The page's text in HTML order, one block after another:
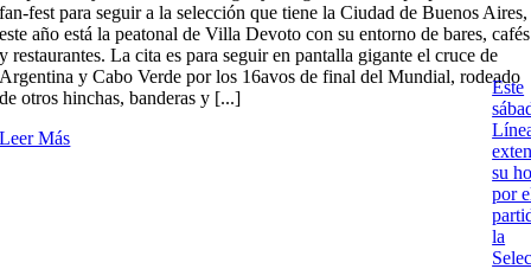
fan-fest para seguir a la selección que tiene la Ciudad de Buenos Aires,
este año está la peatonal de Villa Devoto con su entorno de bares, cafés
y restaurantes. La cita es para seguir en pantalla gigante el cruce de
Argentina y Cabo Verde por los 16avos de final del Mundial, rodeado
de otros hinchas, banderas y [...]
Leer Más
Este
su
por
la